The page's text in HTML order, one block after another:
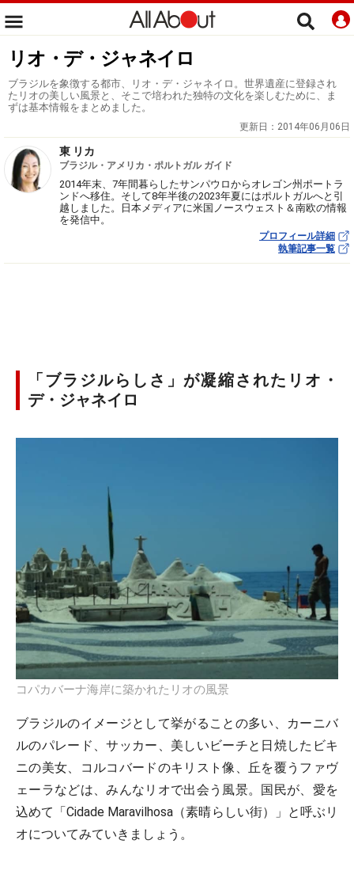
リオ・デ・ジャネイロ
ブラジルを象徴する都市、リオ・デ・ジャネイロ。世界遺産に登録され
たリオの美しい風景と、そこで培われた独特の文化を楽しむために、ま
ずは基本情報をまとめました。
更新日： 2014年06月06日
東 リカ
ブラジル・アメリカ・ポルトガル ガイド
2014年末、7年間暮らしたサンパウロからオレゴン州ポートラ
ンドへ移住。そして8年半後の2023年夏にはポルトガルへと引
越しました。日本メディアに米国ノースウェスト＆南欧の情報
を発信中。
プロフィール詳細
執筆記事一覧
「ブラジルらしさ」が凝縮されたリオ・
デ・ジャネイロ
コパカバーナ海岸に築かれたリオの風景
ブラジルのイメージとして挙がることの多い、カーニバ
ルのパレード、サッカー、美しいビーチと日焼したビキ
ニの美女、コルコバードのキリスト像、丘を覆うファヴ
ェーラなどは、みんなリオで出会う風景。国民が、愛を
込めて「Cidade Maravilhosa（素晴らしい街）」と呼ぶリ
オについてみていきましょう。